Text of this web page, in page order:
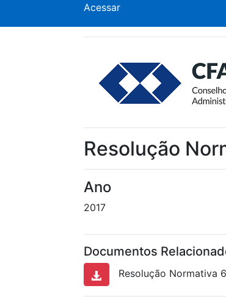
Acessar
Resolução
Ano
2017
Documentos
Resolução Normativa